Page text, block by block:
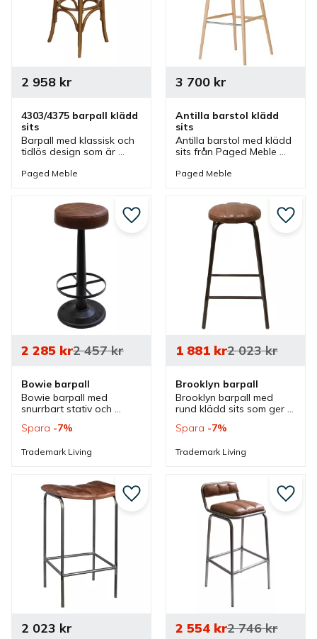
4303/4375 barpall klädd
sits
Barpall med klassisk och
tidlös design som är
är en barpall som passar
2 958kr
Paged Meble
Antilla barstol klädd
sits
Antilla barstol med klädd
sits från Paged Meble
sitthöjder och färger.
3 700kr
Paged Meble
Bowie barpall
Bowie barpall med
snurrbart stativ och
som ger komfort men
En barpall med industristil.
2 285kr2 457kr
Spara 7%
Trademark Living
Lägg till i favoriter
Brooklyn barpall
Brooklyn barpall med
rund klädd sits som ger
vintage utseende med
bra i olika miljöer.
1 881kr2 023kr
Spara 7%
Trademark Living
Lägg
2 023 kr
Lägg till i favoriter
2 554kr2 746kr
Lägg